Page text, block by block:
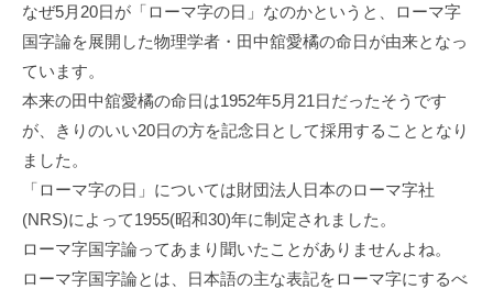
なぜ5⽉20⽇が「ローマ字の⽇」なのかというと、ローマ字
国字論を展開した物理学者・⽥中舘愛橘の命⽇が由来となっ
ています。
本来の⽥中舘愛橘の命⽇は1952年5⽉21⽇だったそうです
が、きりのいい20⽇の⽅を記念⽇として採⽤することとなり
ました。
「ローマ字の⽇」については財団法⼈⽇本のローマ字社
(NRS)によって1955(昭和30)年に制定されました。
ローマ字国字論ってあまり聞いたことがありませんよね。
ローマ字国字論とは、⽇本語の主な表記をローマ字にするべ